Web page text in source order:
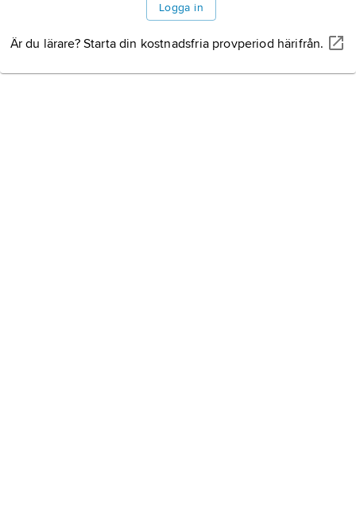
Logga in
Är du lärare? Starta din kostnadsfria provperiod härifrån.